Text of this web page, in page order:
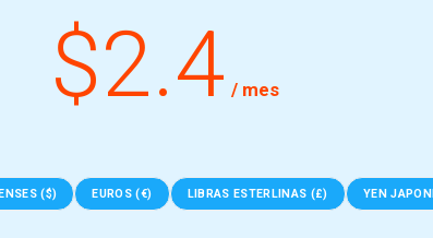
$2.4 / mes
($) EUROS (€) LIBRAS ESTERLINAS (£) YEN